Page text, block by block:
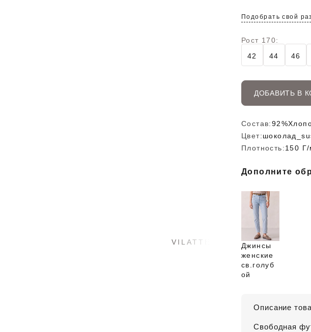
Подобрать свой
Рост 170:
42
44 46
ДОБАВИТЬ В
Состав:
Цвет:
Плотность:150 Г/
Дополните
Джинсы
женские
св.голуб
ой
Описание
Свободная